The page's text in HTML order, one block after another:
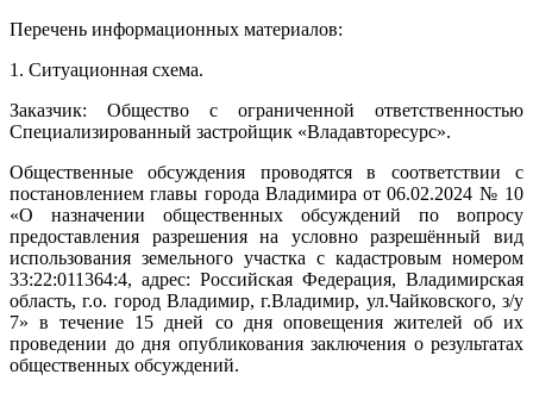
Перечень информационных материалов:
1. Ситуационная схема.
Заказчик: Общество с ограниченной ответственностью
Специализированный застройщик «Владавторесурс».
Общественные обсуждения проводятся в соответствии с
постановлением главы города Владимира от 06.02.2024 № 10
«О назначении общественных обсуждений по вопросу
предоставления разрешения на условно разрешённый вид
использования земельного участка с кадастровым номером
33:22:011364:4, адрес: Российская Федерация, Владимирская
область, г.о. город Владимир, г.Владимир, ул.Чайковского, з/у
7» в течение 15 дней со дня оповещения жителей об их
проведении до дня опубликования заключения о результатах
общественных обсуждений.